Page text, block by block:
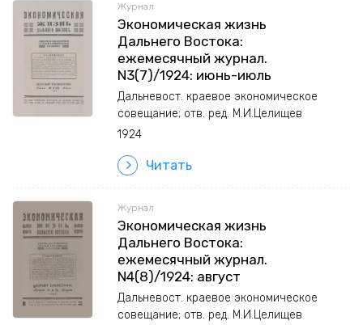
Журнал
Экономическая жизнь
Дальнего Востока:
ежемесячный журнал.
N3(7)/1924: июнь-июль
Дальневост. краевое экономическое
совещание; отв. ред. М.И.Целищев
1924
Читать
Журнал
Экономическая жизнь
Дальнего Востока:
ежемесячный журнал.
N4(8)/1924: август
Дальневост. краевое экономическое
совещание; отв. ред. М.И.Целищев